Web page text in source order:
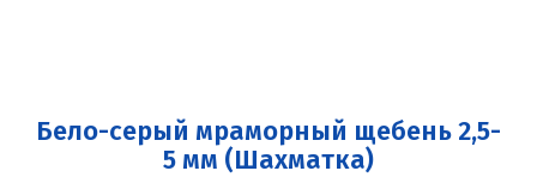
Бело-серый мраморный щебень 2,5-
5 мм (Шахматка)